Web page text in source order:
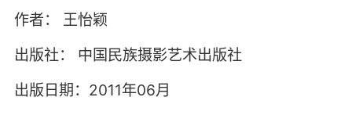
作者：
王怡颖
出版社：
中国民族摄影艺术出版社
出版日期：2011年06月